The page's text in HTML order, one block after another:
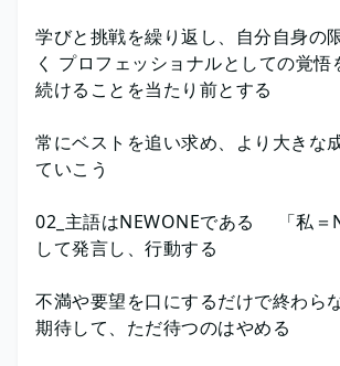
学びと挑戦を繰り返し、自分自身の
く プロフェッショナルとしての覚悟
続けることを当たり前とする
常にベストを追い求め、より大きな
ていこう
02_主語はNEWONEである 「私＝
して発言し、行動する
不満や要望を口にするだけで終わら
期待して、ただ待つのはやめる